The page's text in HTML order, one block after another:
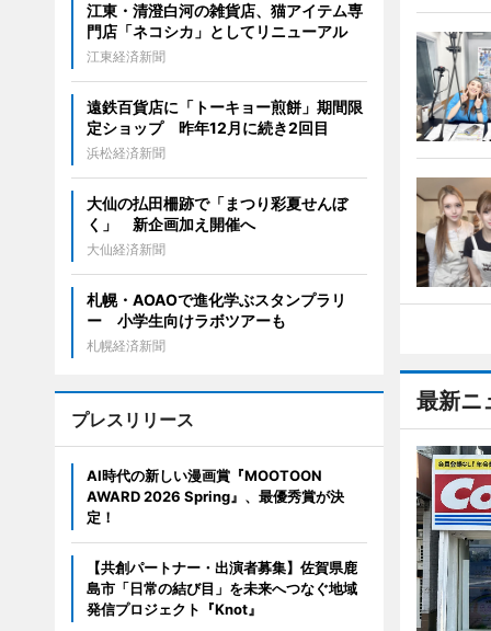
最新ニ
江東・清澄白河の雑貨店、猫アイテム専
門店「ネコシカ」としてリニューアル
江東経済新聞
遠鉄百貨店に「トーキョー煎餅」期間限
定ショップ 昨年12月に続き2回目
浜松経済新聞
大仙の払田柵跡で「まつり彩夏せんぼ
く」 新企画加え開催へ
大仙経済新聞
札幌・AOAOで進化学ぶスタンプラリ
ー 小学生向けラボツアーも
札幌経済新聞
プレスリリース
AI時代の新しい漫画賞『MOOTOON
AWARD 2026 Spring』、最優秀賞が決
定！
【共創パートナー・出演者募集】佐賀県鹿
島市「日常の結び目」を未来へつなぐ地域
発信プロジェクト『Knot』